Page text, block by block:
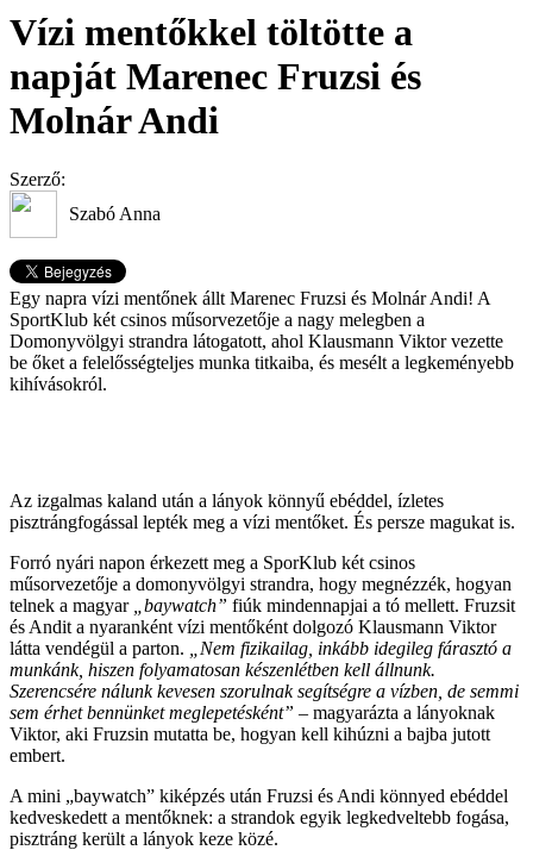
Vízi mentőkkel töltötte a
napját Marenec Fruzsi és
Molnár Andi
Szerző:
Szabó Anna
Egy napra vízi mentőnek állt Marenec Fruzsi és Molnár Andi! A
SportKlub két csinos műsorvezetője a nagy melegben a
Domonyvölgyi strandra látogatott, ahol Klausmann Viktor vezette
be őket a felelősségteljes munka titkaiba, és mesélt a legkeményebb
kihívásokról.
Az izgalmas kaland után a lányok könnyű ebéddel, ízletes
pisztrángfogással lepték meg a vízi mentőket. És persze magukat is.
Forró nyári napon érkezett meg a SporKlub két csinos
műsorvezetője a domonyvölgyi strandra, hogy megnézzék, hogyan
telnek a magyar„baywatch” fiúk mindennapjai a tó mellett. Fruzsit
és Andit a nyaranként vízi mentőként dolgozó Klausmann Viktor
látta vendégül a parton.
„Nem fizikailag, inkább idegileg fárasztó a
munkánk, hiszen folyamatosan készenlétben kell állnunk.
Szerencsére nálunk kevesen szorulnak segítségre a vízben, de semmi
sem érhet bennünket meglepetésként” – magyarázta a lányoknak
Viktor, aki Fruzsin mutatta be, hogyan kell kihúzni a bajba jutott
embert.
A mini „baywatch” kiképzés után Fruzsi és Andi könnyed ebéddel
kedveskedett a mentőknek: a strandok egyik legkedveltebb fogása,
pisztráng került a lányok keze közé.